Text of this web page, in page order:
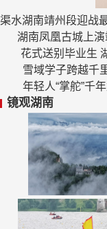
渠水湖南靖州段迎战
湖南凤凰古城上演
花式送别毕业生
雪域学子跨越千
年轻人“掌舵”千
镜观湖南